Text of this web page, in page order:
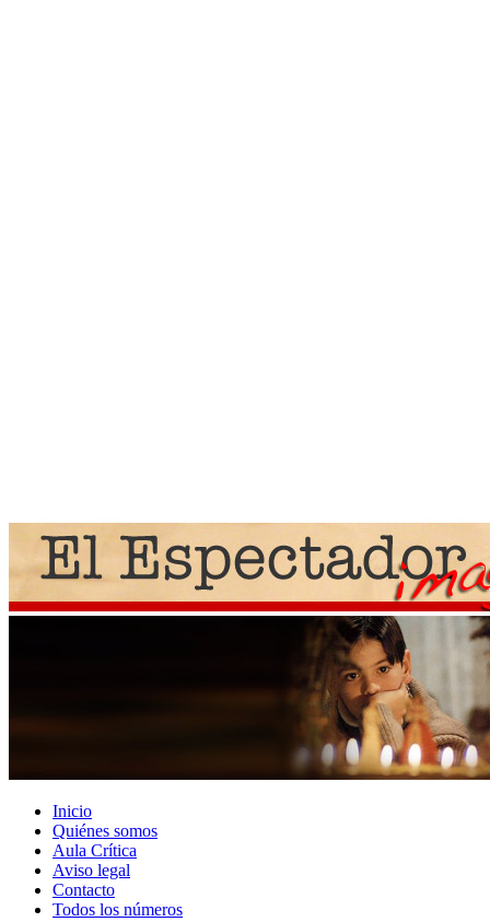
Inicio
Quiénes somos
Aula Crítica
Aviso legal
Contacto
Todos los números